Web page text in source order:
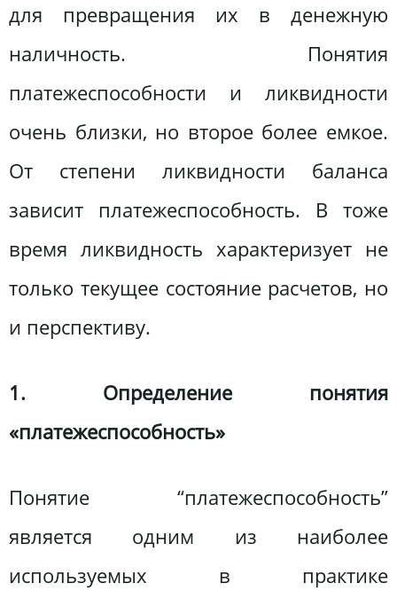
для превращения их в денежную
наличность. Понятия
платежеспособности и ликвидности
очень близки, но второе более емкое.
От степени ликвидности баланса
зависит платежеспособность. В тоже
время ликвидность характеризует не
только текущее состояние расчетов, но
и перспективу.
1. Определение понятия
«платежеспособность»
Понятие “платежеспособность”
является одним из наиболее
используемых в практике